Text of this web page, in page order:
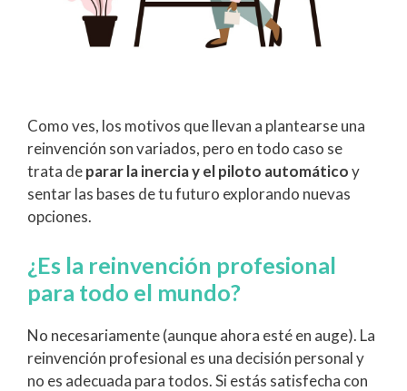
Como ves, los motivos que llevan a plantearse una
reinvención son variados, pero en todo caso se
trata deparar la inercia y el piloto automáticoy
sentar las bases de tu futuro explorando nuevas
opciones.
¿Es la reinvención profesional
para todo el mundo?
No necesariamente (aunque ahora esté en auge). La
reinvención profesional es una decisión personal y
no es adecuada para todos. Si estás satisfecha con